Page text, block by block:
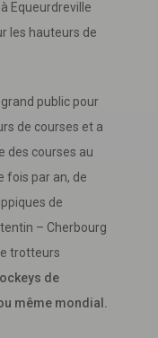
Equeurdreville
les hauteurs de
public pour
de courses et a
des courses au
fois par an, de
de
– Cherbourg
trotteurs
de
même mondial.